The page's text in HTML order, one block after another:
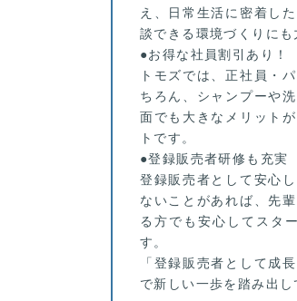
え、日常生活に密着し
談できる環境づくりに
●お得な社員割引あり！
トモズでは、正社員・
ちろん、シャンプーや
面でも大きなメリット
トです。
●登録販売者研修も充実
登録販売者として安心
ないことがあれば、先
る方でも安心してスタ
す。
「登録販売者として成
で新しい一歩を踏み出